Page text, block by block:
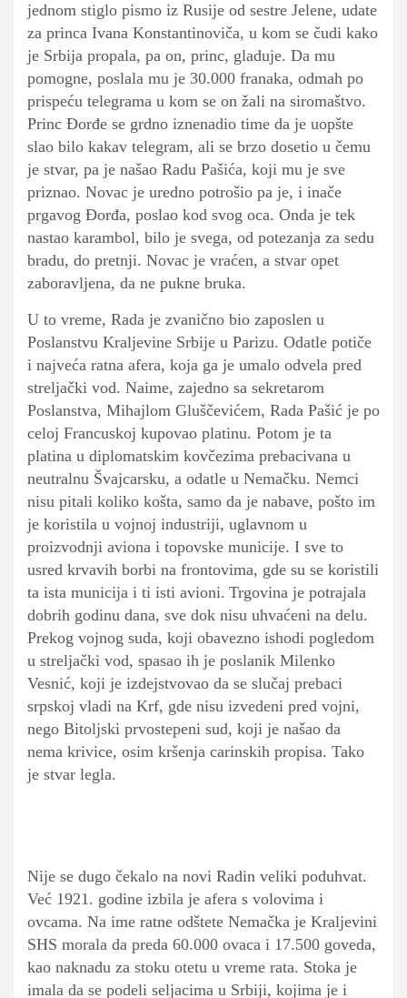
jednom stiglo pismo iz Rusije od sestre Jelene, udate
za princa Ivana Konstantinoviča, u kom se čudi kako
je Srbija propala, pa on, princ, gladuje. Da mu
pomogne, poslala mu je 30.000 franaka, odmah po
prispeću telegrama u kom se on žali na siromaštvo.
Princ Đorđe se grdno iznenadio time da je uopšte
slao bilo kakav telegram, ali se brzo dosetio u čemu
je stvar, pa je našao Radu Pašića, koji mu je sve
priznao. Novac je uredno potrošio pa je, i inače
prgavog Đorđa, poslao kod svog oca. Onda je tek
nastao karambol, bilo je svega, od potezanja za sedu
bradu, do pretnji. Novac je vraćen, a stvar opet
zaboravljena, da ne pukne bruka.
U to vreme, Rada je zvanično bio zaposlen u
Poslanstvu Kraljevine Srbije u Parizu. Odatle potiče
i najveća ratna afera, koja ga je umalo odvela pred
streljački vod. Naime, zajedno sa sekretarom
Poslanstva, Mihajlom Gluščevićem, Rada Pašić je po
celoj Francuskoj kupovao platinu. Potom je ta
platina u diplomatskim kovčezima prebacivana u
neutralnu Švajcarsku, a odatle u Nemačku. Nemci
nisu pitali koliko košta, samo da je nabave, pošto im
je koristila u vojnoj industriji, uglavnom u
proizvodnji aviona i topovske municije. I sve to
usred krvavih borbi na frontovima, gde su se koristili
ta ista municija i ti isti avioni. Trgovina je potrajala
dobrih godinu dana, sve dok nisu uhvaćeni na delu.
Prekog vojnog suda, koji obavezno ishodi pogledom
u streljački vod, spasao ih je poslanik Milenko
Vesnić, koji je izdejstvovao da se slučaj prebaci
srpskoj vladi na Krf, gde nisu izvedeni pred vojni,
nego Bitoljski prvostepeni sud, koji je našao da
nema krivice, osim kršenja carinskih propisa. Tako
je stvar legla.
Nije se dugo čekalo na novi Radin veliki poduhvat.
Već 1921. godine izbila je afera s volovima i
ovcama. Na ime ratne odštete Nemačka je Kraljevini
SHS morala da preda 60.000 ovaca i 17.500 goveda,
kao naknadu za stoku otetu u vreme rata. Stoka je
imala da se podeli seljacima u Srbiji, kojima je i